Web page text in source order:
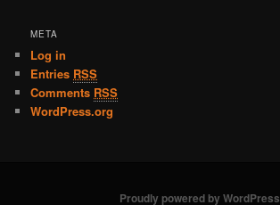
META
Log in
Entries RSS
Comments RSS
WordPress.org
Proudly powered by WordPress